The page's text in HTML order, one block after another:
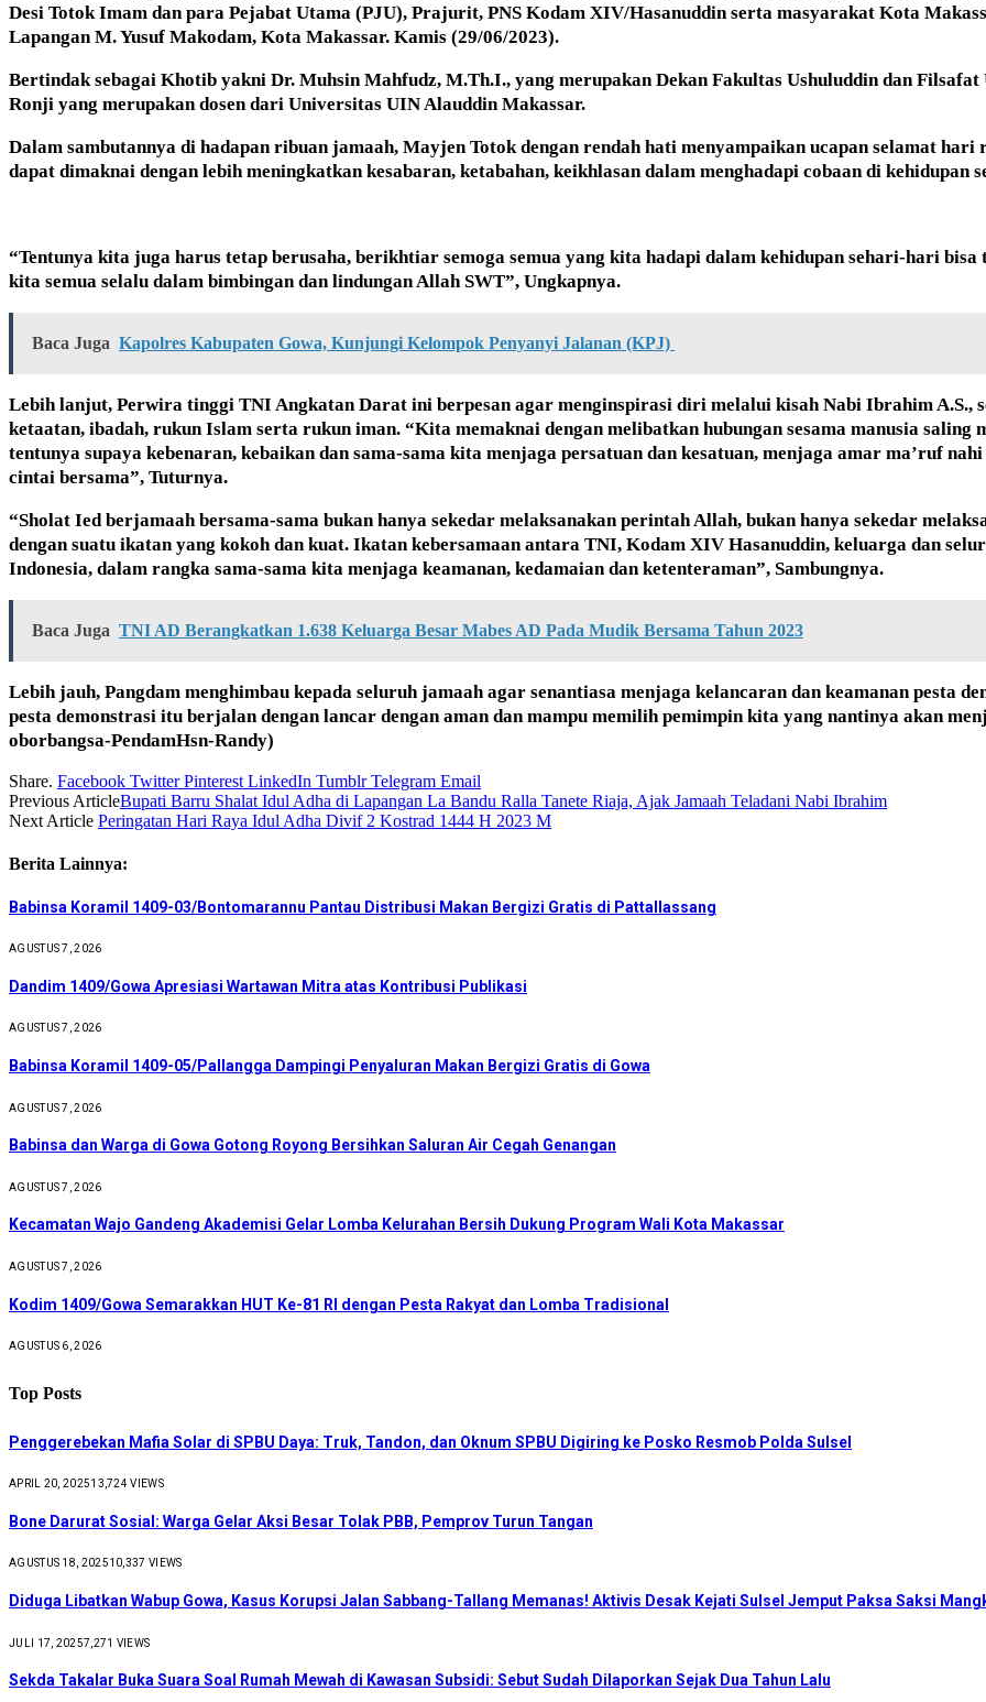
Desi Totok Imam dan para Pejabat Utama (PJU), Prajurit, PNS Kodam XIV/Hasanuddin serta masyarakat Kota
Lapangan M. Yusuf Makodam, Kota Makassar. Kamis (29/06/2023).
Bertindak sebagai Khotib yakni Dr. Muhsin Mahfudz, M.Th.I., yang merupakan Dekan Fakultas Ushuluddin dan
Ronji yang merupakan dosen dari Universitas UIN Alauddin Makassar.
Dalam sambutannya di hadapan ribuan jamaah, Mayjen Totok dengan rendah hati menyampaikan ucapan selamat
dapat dimaknai dengan lebih meningkatkan kesabaran, ketabahan, keikhlasan dalam menghadapi cobaan di kehidupan
“Tentunya kita juga harus tetap berusaha, berikhtiar semoga semua yang kita hadapi dalam kehidupan sehari-hari
kita semua selalu dalam bimbingan dan lindungan Allah SWT”, Ungkapnya.
Baca Juga Kapolres Kabupaten Gowa, Kunjungi Kelompok Penyanyi Jalanan (KPJ)
Lebih lanjut, Perwira tinggi TNI Angkatan Darat ini berpesan agar menginspirasi diri melalui kisah Nabi Ibrahim A.S.,
ketaatan, ibadah, rukun Islam serta rukun iman. “Kita memaknai dengan melibatkan hubungan sesama manusia saling
tentunya supaya kebenaran, kebaikan dan sama-sama kita menjaga persatuan dan kesatuan, menjaga amar ma’ruf
cintai bersama”, Tuturnya.
“Sholat Ied berjamaah bersama-sama bukan hanya sekedar melaksanakan perintah Allah, bukan hanya sekedar
dengan suatu ikatan yang kokoh dan kuat. Ikatan kebersamaan antara TNI, Kodam XIV Hasanuddin, keluarga dan
Indonesia, dalam rangka sama-sama kita menjaga keamanan, kedamaian dan ketenteraman”, Sambungnya.
Baca Juga TNI AD Berangkatkan 1.638 Keluarga Besar Mabes AD Pada Mudik Bersama Tahun 2023
Lebih jauh, Pangdam menghimbau kepada seluruh jamaah agar senantiasa menjaga kelancaran dan keamanan pesta
pesta demonstrasi itu berjalan dengan lancar dengan aman dan mampu memilih pemimpin kita yang nantinya akan
oborbangsa-PendamHsn-Randy)
Share. Facebook Twitter Pinterest LinkedIn Tumblr Telegram Email
Previous ArticleBupati Barru Shalat Idul Adha di Lapangan La Bandu Ralla Tanete Riaja, Ajak Jamaah Teladani Nabi Ibrahim
Next Article Peringatan Hari Raya Idul Adha Divif 2 Kostrad 1444 H 2023 M
Berita Lainnya:
Babinsa Koramil 1409-03/Bontomarannu Pantau Distribusi Makan Bergizi Gratis di Pattallassang
AGUSTUS 7, 2026
Dandim 1409/Gowa Apresiasi Wartawan Mitra atas Kontribusi Publikasi
AGUSTUS 7, 2026
Babinsa Koramil 1409-05/Pallangga Dampingi Penyaluran Makan Bergizi Gratis di Gowa
AGUSTUS 7, 2026
Babinsa dan Warga di Gowa Gotong Royong Bersihkan Saluran Air Cegah Genangan
AGUSTUS 7, 2026
Kecamatan Wajo Gandeng Akademisi Gelar Lomba Kelurahan Bersih Dukung Program Wali Kota Makassar
AGUSTUS 7, 2026
Kodim 1409/Gowa Semarakkan HUT Ke-81 RI dengan Pesta Rakyat dan Lomba Tradisional
AGUSTUS 6, 2026
Top Posts
Penggerebekan Mafia Solar di SPBU Daya: Truk, Tandon, dan Oknum SPBU Digiring ke Posko Resmob Polda Sulsel
APRIL 20, 202513,724VIEWS
Bone Darurat Sosial: Warga Gelar Aksi Besar Tolak PBB, Pemprov Turun Tangan
AGUSTUS 18, 202510,337 VIEWS
Diduga Libatkan Wabup Gowa, Kasus Korupsi Jalan Sabbang-Tallang Memanas! Aktivis Desak Kejati Sulsel Jemput Paksa Saksi
JULI 17, 20257,271 VIEWS
Sekda Takalar Buka Suara Soal Rumah Mewah di Kawasan Subsidi: Sebut Sudah Dilaporkan Sejak Dua Tahun Lalu